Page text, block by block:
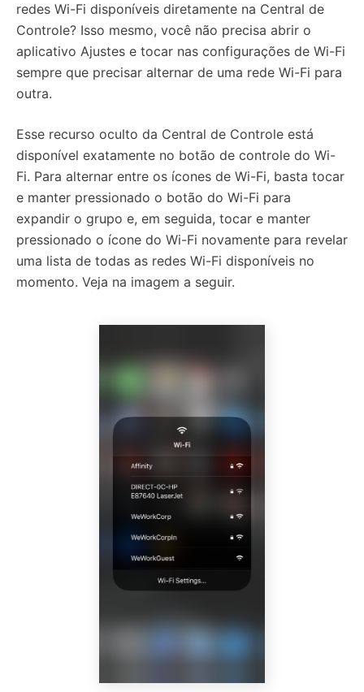
redes Wi-Fi disponíveis diretamente na Central de
Controle? Isso mesmo, você não precisa abrir o
aplicativo Ajustes e tocar nas configurações de Wi-Fi
sempre que precisar alternar de uma rede Wi-Fi para
outra.
Esse recurso oculto da Central de Controle está
disponível exatamente no botão de controle do Wi-
Fi. Para alternar entre os ícones de Wi-Fi, basta tocar
e manter pressionado o botão do Wi-Fi para
expandir o grupo e, em seguida, tocar e manter
pressionado o ícone do Wi-Fi novamente para revelar
uma lista de todas as redes Wi-Fi disponíveis no
momento. Veja na imagem a seguir.